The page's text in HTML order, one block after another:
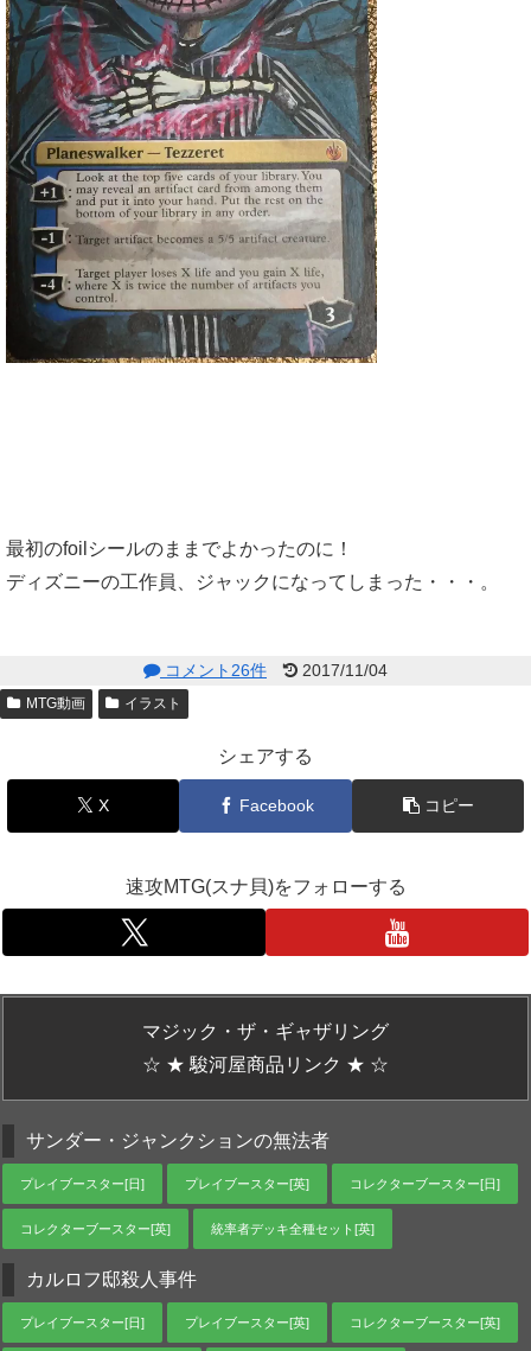
最初のfoilシールのままでよかったのに！
ディズニーの工作員、ジャックになってしまった・・・。
コメント26件 2017/11/04
MTG動画 イラスト
シェアする
X Facebook コピー
速攻MTG(スナ貝)をフォローする
マジック・ザ・ギャザリング
☆ ★ 駿河屋商品リンク ★ ☆
サンダー・ジャンクションの無法者
プレイブースター[日] プレイブースター[英] コレクターブースター[日]
コレクターブースター[英] 統率者デッキ全種セット[英]
カルロフ邸殺人事件
プレイブースター[日] プレイブースター[英] コレクターブースター[英]